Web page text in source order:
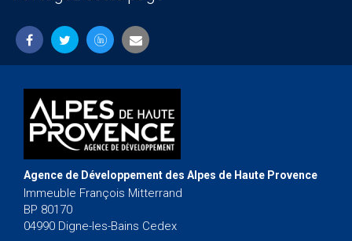
Agence de Développement des Alpes de Haute Provence
Immeuble François Mitterrand
BP 80170
04990 Digne-les-Bains Cedex